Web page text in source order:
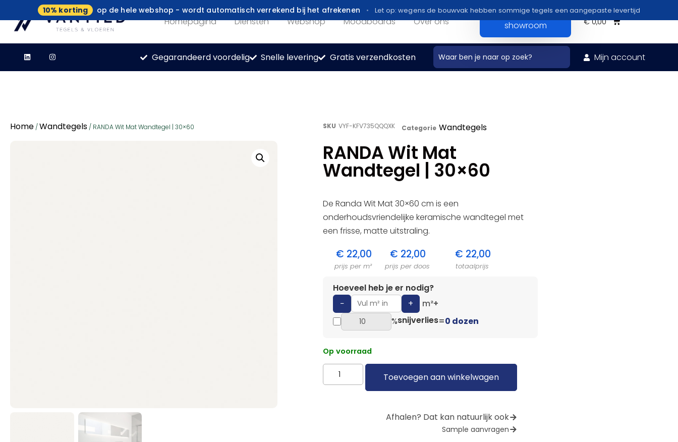
10% korting op de hele webshop - wordt automatisch verrekend bij het afrekenen Let op: wegens de bouwvak hebben sommige tegels een aangepaste levertijd
Homepagina Diensten Webshop Moodboards Over ons Bezoek onze
showroom €0,00
Gegarandeerd voordelig Snelle levering Gratis verzendkosten Mijn account
Home /Wandtegels / RANDA Wit Mat Wandtegel | 30×60 SKU VYF-KFV735QQQXK Categorie Wandtegels
RANDA Wit Mat
Wandtegel | 30×60
De Randa Wit Mat 30×60 cm is een
onderhoudsvriendelijke keramische wandtegel met
een frisse, matte uitstraling.
€ 22,00
prijs per m²
€ 22,00
prijs per doos
€ 22,00
totaalprijs
Hoeveel heb je er nodig?
−
+ m²+
%snijverlies=0 dozen
Op voorraad
Toevoegen aan winkelwagen
Afhalen? Dat kan natuurlijk ook
Sample aanvragen